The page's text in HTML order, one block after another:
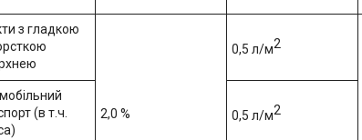
з гладкою
2,0 %
0,5 л/м2
(в т.ч.
0,5 л/м2